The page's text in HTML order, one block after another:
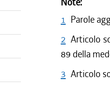
1 Parole
2 Articolo
89 della
3 Articolo